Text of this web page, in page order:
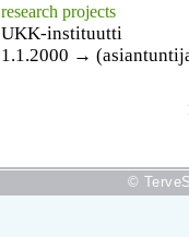
research projects
UKK-instituutti
1.1.2000 →
©